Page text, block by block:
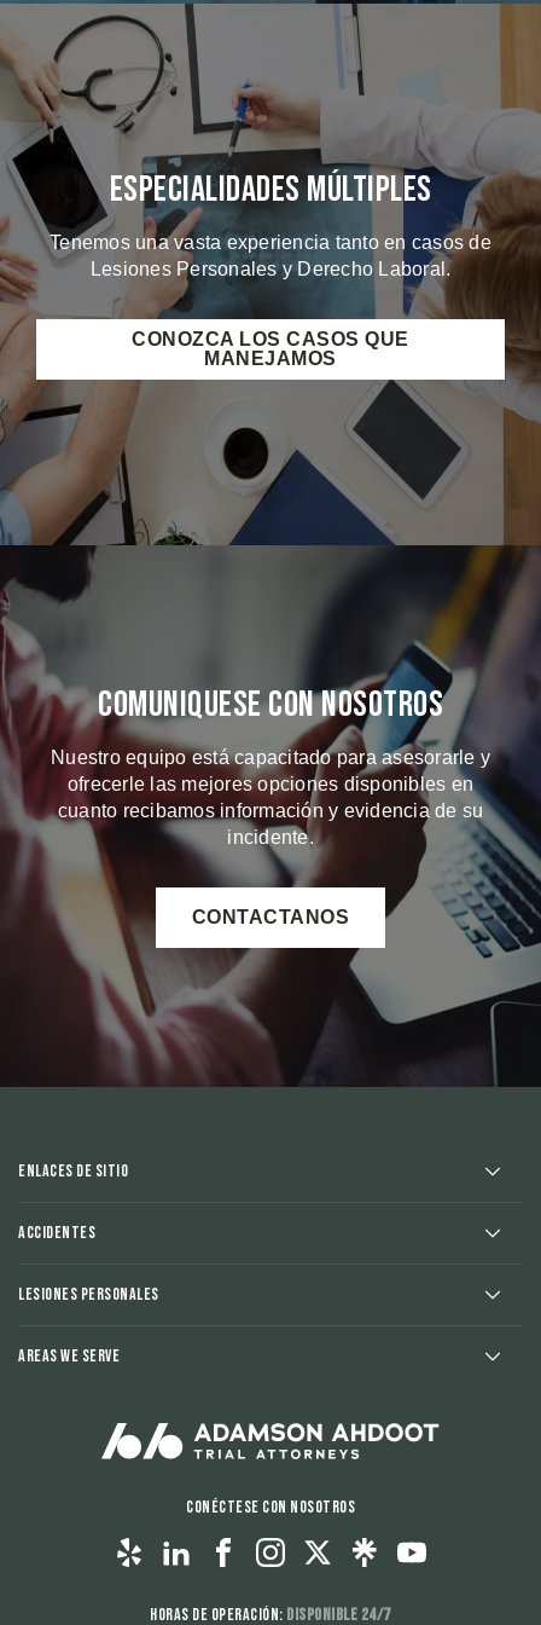
Especialidades Múltiples
Tenemos una vasta experiencia tanto en casos de
Lesiones Personales y Derecho Laboral.
CONOZCA LOS CASOS QUE
MANEJAMOS
Comuniquese Con Nosotros
Nuestro equipo está capacitado para asesorarle y
ofrecerle las mejores opciones disponibles en
cuanto recibamos información y evidencia de su
incidente.
CONTACTANOS
Enlaces de sitio
Accidentes
Lesiones Personales
Areas We Serve
Conéctese con nosotros
Horas de operación: Disponible 24/7